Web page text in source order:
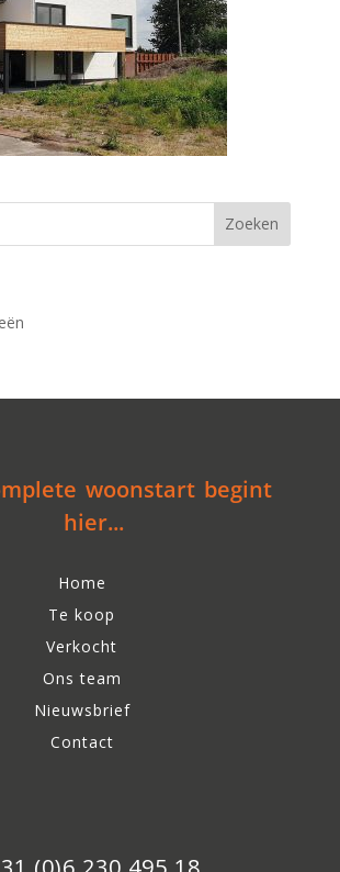
woonstart begint
hier...
Home
Te koop
Verkocht
Ons team
Nieuwsbrief
Contact